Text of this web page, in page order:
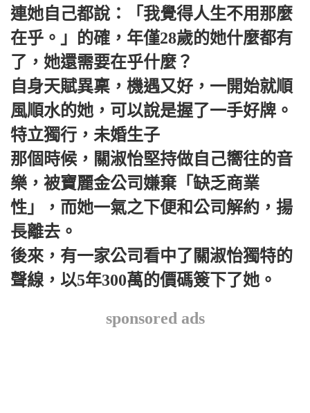
連她自己都說：「我覺得人生不用那麼
在乎。」的確，年僅28歲的她什麼都有
了，她還需要在乎什麼？
自身天賦異稟，機遇又好，一開始就順
風順水的她，可以說是握了一手好牌。
特立獨行，未婚生子
那個時候，關淑怡堅持做自己嚮往的音
樂，被寶麗金公司嫌棄「缺乏商業
性」，而她一氣之下便和公司解約，揚
長離去。
後來，有一家公司看中了關淑怡獨特的
聲線，以5年300萬的價碼簽下了她。
sponsored ads